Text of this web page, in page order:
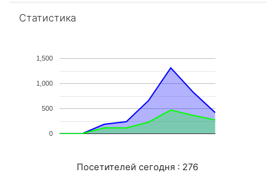
Статистика
0
500
1,000
1,500
Посетителей сегодня : 276